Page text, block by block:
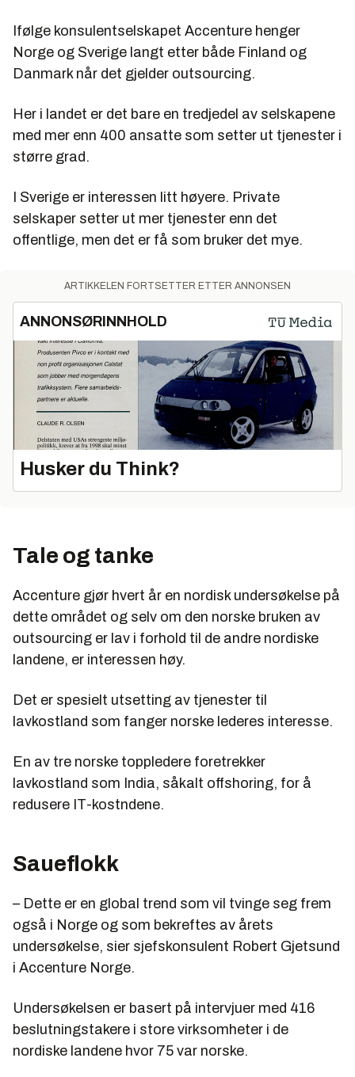
Ifølge konsulentselskapet Accenture henger
Norge og Sverige langt etter både Finland og
Danmark når det gjelder outsourcing.
Her i landet er det bare en tredjedel av selskapene
med mer enn 400 ansatte som setter ut tjenester i
større grad.
I Sverige er interessen litt høyere. Private
selskaper setter ut mer tjenester enn det
offentlige, men det er få som bruker det mye.
ARTIKKELEN FORTSETTER ETTER ANNONSEN
ANNONSØRINNHOLD
Husker du Think?
Tale og tanke
Accenture gjør hvert år en nordisk undersøkelse på
dette området og selv om den norske bruken av
outsourcing er lav i forhold til de andre nordiske
landene, er interessen høy.
Det er spesielt utsetting av tjenester til
lavkostland som fanger norske lederes interesse.
En av tre norske toppledere foretrekker
lavkostland som India, såkalt offshoring, for å
redusere IT-kostndene.
Saueflokk
– Dette er en global trend som vil tvinge seg frem
også i Norge og som bekreftes av årets
undersøkelse, sier sjefskonsulent Robert Gjetsund
i Accenture Norge.
Undersøkelsen er basert på intervjuer med 416
beslutningstakere i store virksomheter i de
nordiske landene hvor 75 var norske.